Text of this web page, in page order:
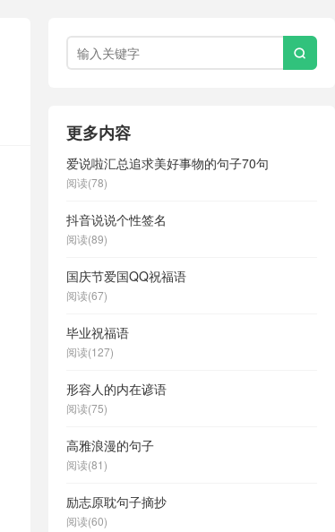

更多内容
爱说啦汇总追求美好事物的句子70句
阅读(78)
抖音说说个性签名
阅读(89)
国庆节爱国QQ祝福语
阅读(67)
毕业祝福语
阅读(127)
形容人的内在谚语
阅读(75)
高雅浪漫的句子
阅读(81)
励志原耽句子摘抄
阅读(60)